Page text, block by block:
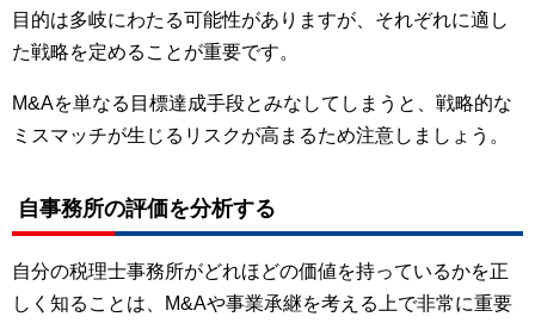
目的は多岐にわたる可能性がありますが、それぞれに適し
た戦略を定めることが重要です。
M&Aを単なる目標達成手段とみなしてしまうと、戦略的な
ミスマッチが生じるリスクが高まるため注意しましょう。
自事務所の評価を分析する
自分の税理士事務所がどれほどの価値を持っているかを正
しく知ることは、M&Aや事業承継を考える上で非常に重要